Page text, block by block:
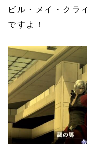
ビル・メイ・クラ
ですよ！